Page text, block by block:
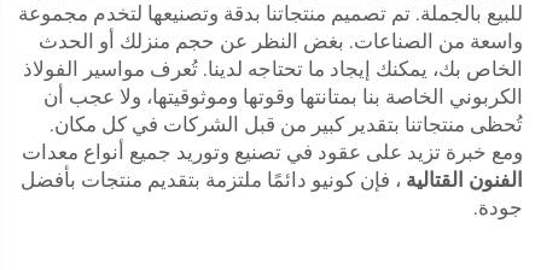
للبيع بالجملة. تم تصميم منتجاتنا بدقة وتصنيعها لتخدم مجموعة
واسعة من الصناعات. بغض النظر عن حجم منزلك أو الحدث
الخاص بك، يمكنك إيجاد ما تحتاجه لدينا. تُعرف مواسير الفولاذ
الكربوني الخاصة بنا بمتانتها وقوتها وموثوقيتها، ولا عجب أن
تُحظى منتجاتنا بتقدير كبير من قبل الشركات في كل مكان.
ومع خبرة تزيد على عقود في تصنيع وتوريد جميع أنواع معدات
الفنون القتالية ، فإن كونيو دائمًا ملتزمة بتقديم منتجات بأفضل
جودة.